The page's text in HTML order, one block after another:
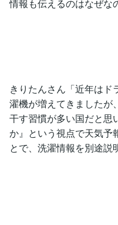
情報も伝えるのはなぜな
きりたんさん「近年は
濯機が増えてきましたが
干す習慣が多い国だと思
か』という視点で天気予
とで、洗濯情報を別途説